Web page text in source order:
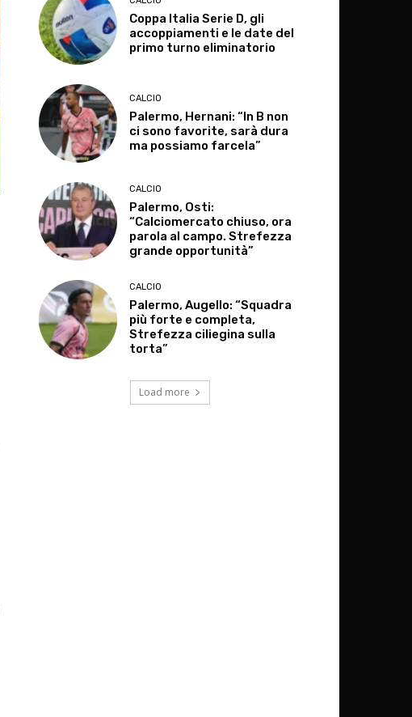
Coppa Italia Serie D, gli
accoppiamenti e le date del
primo turno eliminatorio
CALCIO
Palermo, Hernani: “In B non
ci sono favorite, sarà dura
ma possiamo farcela”
CALCIO
Palermo, Osti:
“Calciomercato chiuso, ora
parola al campo. Strefezza
grande opportunità”
CALCIO
Palermo, Augello: “Squadra
più forte e completa,
Strefezza ciliegina sulla
torta”
Load more